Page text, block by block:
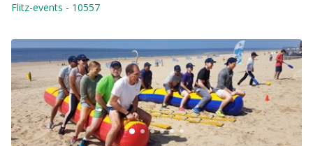
Flitz-events - 10557